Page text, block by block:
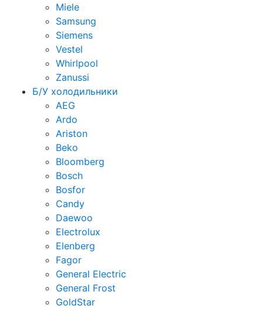
Miele
Samsung
Siemens
Vestel
Whirlpool
Zanussi
Б/У холодильники
AEG
Ardo
Ariston
Beko
Bloomberg
Bosch
Bosfor
Candy
Daewoo
Electrolux
Elenberg
Fagor
General Electric
General Frost
GoldStar